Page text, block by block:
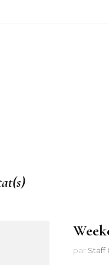
par Staff